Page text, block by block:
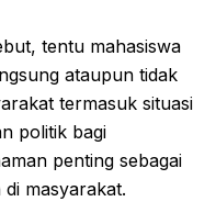
tentu mahasiswa
ataupun tidak
termasuk situasi
politik bagi
penting sebagai
masyarakat.